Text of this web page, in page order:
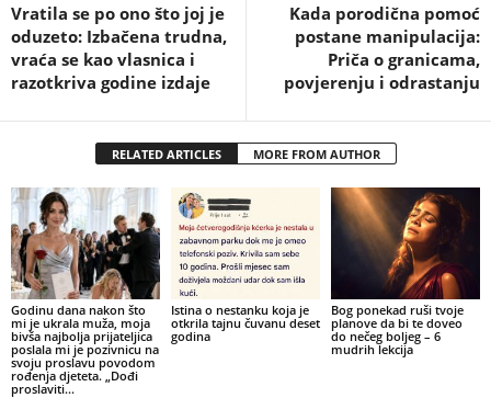
Vratila se po ono što joj je
oduzeto: Izbačena trudna,
vraća se kao vlasnica i
razotkriva godine izdaje
Kada porodična pomoć
postane manipulacija:
Priča o granicama,
povjerenju i odrastanju
RELATED ARTICLES MORE FROM AUTHOR
Godinu dana nakon što
mi je ukrala muža, moja
bivša najbolja prijateljica
poslala mi je pozivnicu na
svoju proslavu povodom
rođenja djeteta. „Dođi
proslaviti...
Istina o nestanku koja je
otkrila tajnu čuvanu deset
godina
Bog ponekad ruši tvoje
planove da bi te doveo
do nečeg boljeg – 6
mudrih lekcija